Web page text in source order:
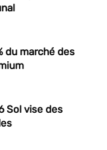
du marché des
Sol vise des